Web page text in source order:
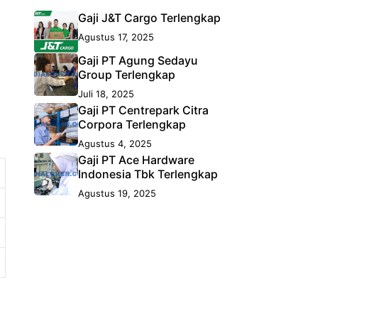
Gaji J&T Cargo Terlengkap
Agustus 17, 2025
Gaji PT Agung Sedayu
Group Terlengkap
Juli 18, 2025
Gaji PT Centrepark Citra
Corpora Terlengkap
Agustus 4, 2025
Gaji PT Ace Hardware
Indonesia Tbk Terlengkap
Agustus 19, 2025